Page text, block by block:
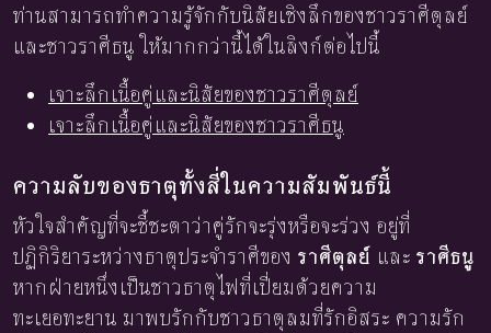
ท่านสามารถทำความรู้จักกับนิสัยเชิงลึกของชาวราศีตุลย์
และชาวราศีธนู ให้มากกว่านี้ได้ในลิงก์ต่อไปนี้
เจาะลึกเนื้อคู่และนิสัยของชาวราศีตุลย์
เจาะลึกเนื้อคู่และนิสัยของชาวราศีธนู
ความลับของธาตุทั้งสี่ในความสัมพันธ์นี้
หัวใจสำคัญที่จะชี้ชะตาว่าคู่รักจะรุ่งหรือจะร่วง อยู่ที่
ปฏิกิริยาระหว่างธาตุประจำราศีของ ราศีตุลย์ และ ราศีธนู
หากฝ่ายหนึ่งเป็นชาวธาตุไฟที่เปี่ยมด้วยความ
ทะเยอทะยาน มาพบรักกับชาวธาตุลมที่รักอิสระ ความรัก